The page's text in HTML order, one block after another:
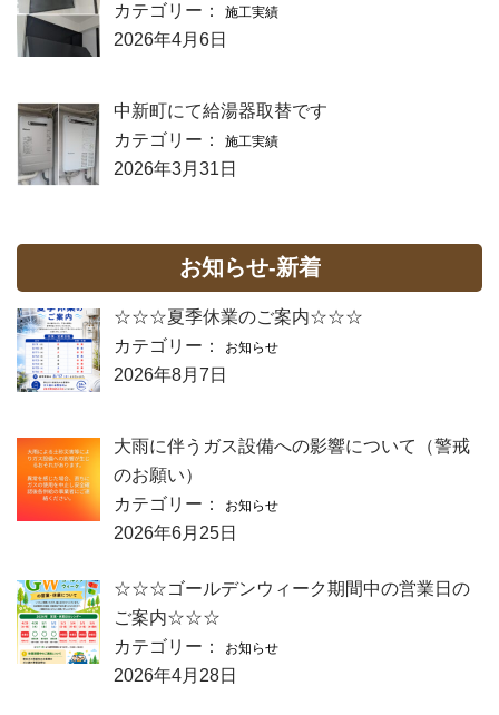
カテゴリー：
施工実績
2026年4月6日
中新町にて給湯器取替です
カテゴリー：
施工実績
2026年3月31日
お知らせ-新着
☆☆☆夏季休業のご案内☆☆☆
カテゴリー：
お知らせ
2026年8月7日
大雨に伴うガス設備への影響について（警戒
のお願い）
カテゴリー：
お知らせ
2026年6月25日
☆☆☆ゴールデンウィーク期間中の営業日の
ご案内☆☆☆
カテゴリー：
お知らせ
2026年4月28日